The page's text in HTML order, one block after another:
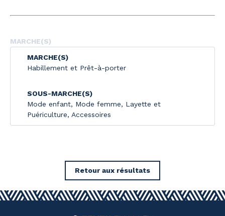
MARCHE(S)
MARCHE(S)
Habillement et Prêt-à-porter
SOUS-MARCHE(S)
Mode enfant, Mode femme, Layette et
Puériculture, Accessoires
Retour aux résultats